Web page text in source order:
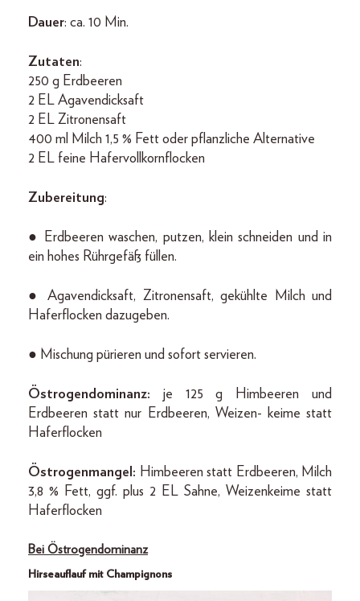
Dauer: ca. 10 Min.
Zutaten:
250 g Erdbeeren
2 EL Agavendicksaft
2 EL Zitronensaft
400 ml Milch 1,5 % Fett oder pflanzliche Alternative
2 EL feine Hafervollkornflocken
Zubereitung:
● Erdbeeren waschen, putzen, klein schneiden und in
ein hohes Rührgefäß füllen.
● Agavendicksaft, Zitronensaft, gekühlte Milch und
Haferflocken dazugeben.
● Mischung pürieren und sofort servieren.
Östrogendominanz: je 125 g Himbeeren und
Erdbeeren statt nur Erdbeeren, Weizen- keime statt
Haferflocken
Östrogenmangel: Himbeeren statt Erdbeeren, Milch
3,8 % Fett, ggf. plus 2 EL Sahne, Weizenkeime statt
Haferflocken
Bei Östrogendominanz
Hirseauflauf mit Champignons